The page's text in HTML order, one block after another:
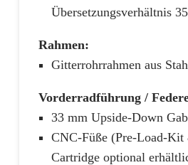
Übersetzungsverhältnis
Rahmen:
Gitterrohrrahmen aus
Vorderradführung /
33 mm Upside-Down
CNC-Füße (Pre-Load-Kit
Cartridge optional